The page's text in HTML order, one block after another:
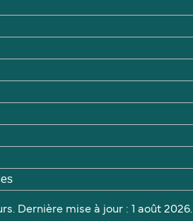
Dernière mise à jour : 1 août 2026.